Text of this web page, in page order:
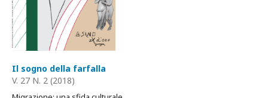
Il sogno della farfalla
V. 27 N. 2 (2018)